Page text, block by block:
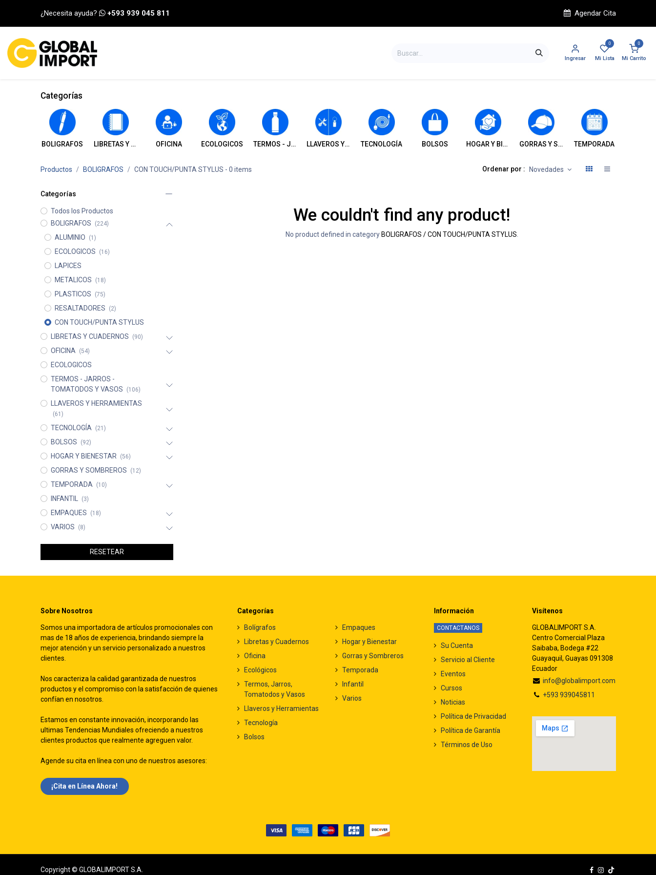
¿Necesita ayuda? +593 939 045 811 Agendar Cita
Ingresar
0
Mi Lista
0
Mi Carrito
Categorías
BOLIGRAFOS LIBRETAS Y CUADERNOS OFICINA ECOLOGICOS TERMOS - JARROS - TOMATODOS Y VASOS LLAVEROS Y HERRAMIENTAS TECNOLOGÍA BOLSOS HOGAR Y BIENESTAR GORRAS Y SOMBREROS TEMPORADA
Productos BOLIGRAFOS CON TOUCH/PUNTA STYLUS - 0 items Ordenar por : Novedades
Categorías
Todos los Productos
BOLIGRAFOS
(224)
ALUMINIO (1)
ECOLOGICOS (16)
LAPICES
METALICOS
(18)
PLASTICOS (75)
RESALTADORES (2)
CON TOUCH/PUNTA STYLUS
LIBRETAS Y CUADERNOS
(90)
OFICINA (54)
ECOLOGICOS
TERMOS - JARROS -
TOMATODOS Y VASOS
(106)
LLAVEROS Y HERRAMIENTAS
(61)
TECNOLOGÍA (21)
BOLSOS (92)
HOGAR Y BIENESTAR (56)
GORRAS Y SOMBREROS (12)
TEMPORADA (10)
INFANTIL (3)
EMPAQUES (18)
VARIOS (8)
RESETEAR
We couldn't find any product!
No product defined in category BOLIGRAFOS / CON TOUCH/PUNTA STYLUS
Sobre Nosotros
Somos una importadora de artículos promocionales con
mas de 18 años de experiencia, brindando siempre la
mejor atención y un servicio personalizado a nuestros
clientes.
Nos caracteriza la calidad garantizada de nuestros
productos y el compromiso con la satisfacción de quienes
confían en nosotros.
Estamos en constante innovación, incorporando las
ultimas Tendencias Mundiales ofreciendo a nuestros
clientes productos que realmente agreguen valor.
Agende su cita en línea con uno de nuestros asesores:
¡Cita en Línea Ah​​ora!
Categorías
Bolígrafos
Libretas y Cuadernos
Oficina
Ecológicos
Termos, Jarros,
Tomatodos y Vasos
Llaveros y Herramientas
Tecnología
Bolsos
Empaques
Hogar y Bienestar
Gorras y Sombreros
Temporada
Infantil
Varios
Información
CONTACTANOS
Su Cuenta
Servicio al Cliente
Eventos
Cursos
Noticias
Política de Privacidad
Política de Garantía
Términos de Uso
Visítenos
GLOBALIMPORT S.A.
Centro Comercial Plaza
Saibaba, Bodega #22
Guayaquil, Guayas 091308
Ecuador
info@globalimport.com
+593 939045811
Copyright © GLOBALIMPORT S.A.